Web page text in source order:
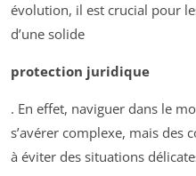
évolution, il est crucial pour
d’une solide
protection juridique
. En effet, naviguer dans le
s’avérer complexe, mais des
à éviter des situations